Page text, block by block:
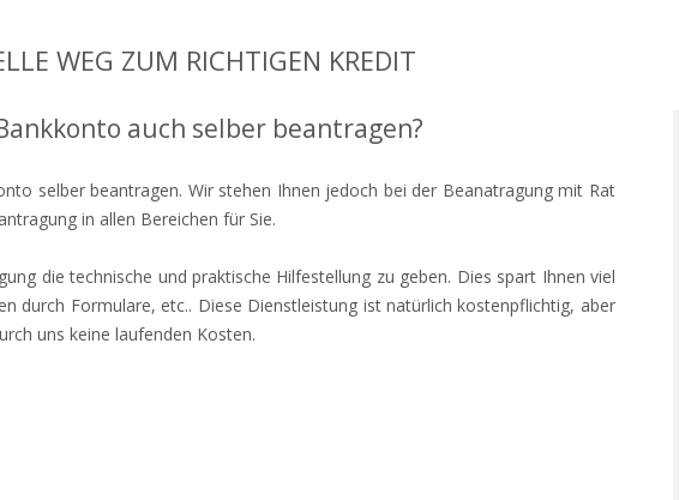
WEG ZUM RICHTIGEN KREDIT
auch selber beantragen?
selber beantragen. Wir stehen Ihnen jedoch bei der Beanatragung mit Rat
in allen Bereichen für Sie.
die technische und praktische Hilfestellung zu geben. Dies spart Ihnen viel
durch Formulare, etc.. Diese Dienstleistung ist natürlich kostenpflichtig, aber
uns keine laufenden Kosten.